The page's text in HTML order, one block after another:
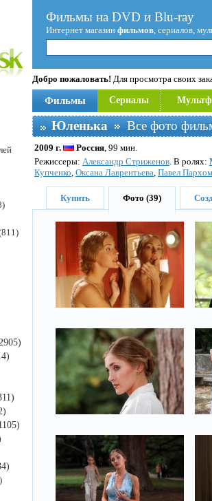
Фильмы на DVD и Blu-ray
Интернет магазин фильмов, сериалов,
Добро пожаловать! Для просмотра своих
Фильмы Сериалы
Юленька Все фото
2009 г. Россия, 99 мин.
Режисcеры: Александр Стриженов. В ролях:
Купченко, Оксана Лаврентьева, Павел
Купить Фото (39)